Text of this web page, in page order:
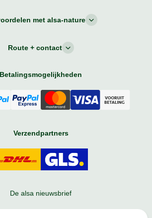
met alsa-nature
Route + contact
Betalingsmogelijkheden
Verzendpartners
De alsa nieuwsbrief